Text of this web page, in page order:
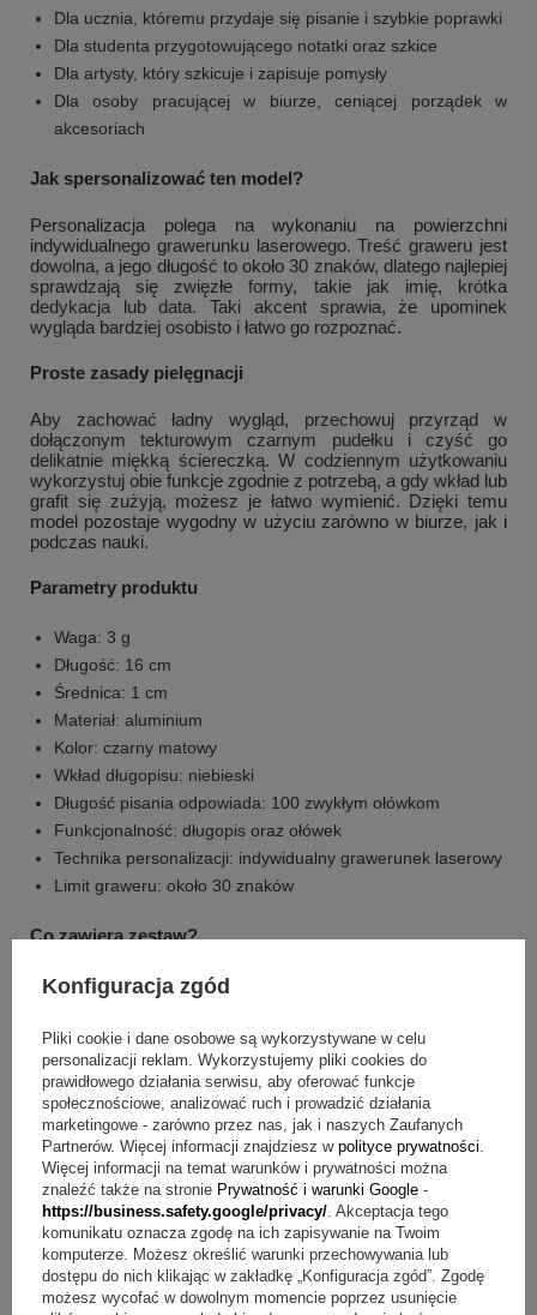
+2
Zobacz więcej
Dla ucznia, któremu przydaje się pisanie i szybkie poprawki
Dla studenta przygotowującego notatki oraz szkice
Dla artysty, który szkicuje i zapisuje pomysły
Dla osoby pracującej w biurze, ceniącej porządek w
akcesoriach
Jak spersonalizować ten model?
Personalizacja polega na wykonaniu na powierzchni
indywidualnego grawerunku laserowego. Treść graweru jest
dowolna, a jego długość to około 30 znaków, dlatego najlepiej
sprawdzają się zwięzłe formy, takie jak imię, krótka
dedykacja lub data. Taki akcent sprawia, że upominek
wygląda bardziej osobisto i łatwo go rozpoznać.
Proste zasady pielęgnacji
Aby zachować ładny wygląd, przechowuj przyrząd w
dołączonym tekturowym czarnym pudełku i czyść go
delikatnie miękką ściereczką. W codziennym użytkowaniu
wykorzystuj obie funkcje zgodnie z potrzebą, a gdy wkład lub
grafit się zużyją, możesz je łatwo wymienić. Dzięki temu
model pozostaje wygodny w użyciu zarówno w biurze, jak i
podczas nauki.
Parametry produktu
Waga: 3 g
Długość: 16 cm
Średnica: 1 cm
Materiał: aluminium
Kolor: czarny matowy
Wkład długopisu: niebieski
Długość pisania odpowiada: 100 zwykłym ołówkom
Funkcjonalność: długopis oraz ołówek
Technika personalizacji: indywidualny grawerunek laserowy
Limit graweru: około 30 znaków
Co zawiera zestaw?
długopis 2w1
tekturowe czarne pudełko
wkład startowy już w długopisie
Pytania i odpowiedzi
Pytanie:Jak działa przyrząd 2w1?Odpowiedź:Jeden
koniec ma wkład kulkowy do pisania, a drugi to klasyczny
mechaniczny ołówek do szkiców i notatek.
Pytanie:Jak zamówić grawerunek laserowy?Odpowiedź:
Na powierzchni wykonujemy indywidualny grawerunek
laserowy z dowolną treścią o długości około 30 znaków.
Konfiguracja zgód
Pliki cookie i dane osobowe są wykorzystywane w celu
personalizacji reklam. Wykorzystujemy pliki cookies do
prawidłowego działania serwisu, aby oferować funkcje
społecznościowe, analizować ruch i prowadzić działania
marketingowe - zarówno przez nas, jak i naszych Zaufanych
Partnerów. Więcej informacji znajdziesz w polityce prywatności.
Więcej informacji na temat warunków i prywatności można
znaleźć także na stronie Prywatność i warunki Google -
https://business.safety.google/privacy/. Akceptacja tego
komunikatu oznacza zgodę na ich zapisywanie na Twoim
komputerze. Możesz określić warunki przechowywania lub
dostępu do nich klikając w zakładkę „Konfiguracja zgód”. Zgodę
możesz wycofać w dowolnym momencie poprzez usunięcie